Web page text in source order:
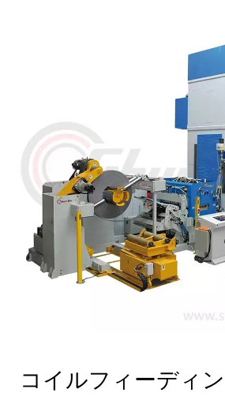
コイルフィーディ